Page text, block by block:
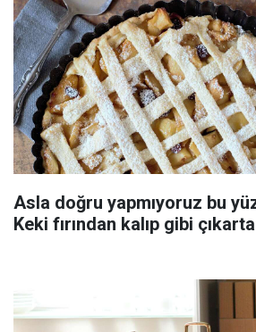
Asla doğru yapmıyoruz bu
Keki fırından kalıp gibi